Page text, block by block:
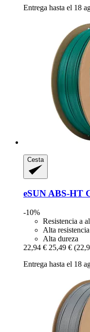
Entrega hasta el 18
Cesta
eSUN ABS-​HT
-10%
Resistencia a
Alta resistencia
Alta dureza
22,94 € 25,49 €
Entrega hasta el 18